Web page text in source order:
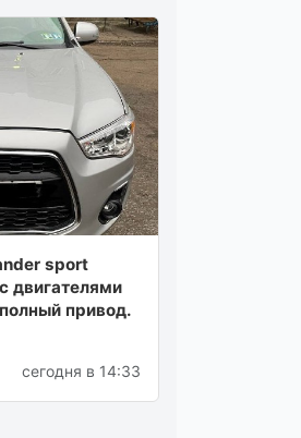
sport
двигателями
привод.
сегодня в 14:33